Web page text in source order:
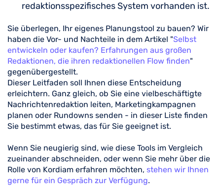
redaktionsspezifisches System vorhanden ist.
Sie überlegen, Ihr eigenes Planungstool zu bauen? Wir
haben die Vor- und Nachteile in dem Artikel "Selbst
entwickeln oder kaufen? Erfahrungen aus großen
Redaktionen, die ihren redaktionellen Flow finden"
gegenübergestellt.
Dieser Leitfaden soll Ihnen diese Entscheidung
erleichtern. Ganz gleich, ob Sie eine vielbeschäftigte
Nachrichtenredaktion leiten, Marketingkampagnen
planen oder Rundowns senden - in dieser Liste finden
Sie bestimmt etwas, das für Sie geeignet ist.
Wenn Sie neugierig sind, wie diese Tools im Vergleich
zueinander abschneiden, oder wenn Sie mehr über die
Rolle von Kordiam erfahren möchten, stehen wir Ihnen
gerne für ein Gespräch zur Verfügung.